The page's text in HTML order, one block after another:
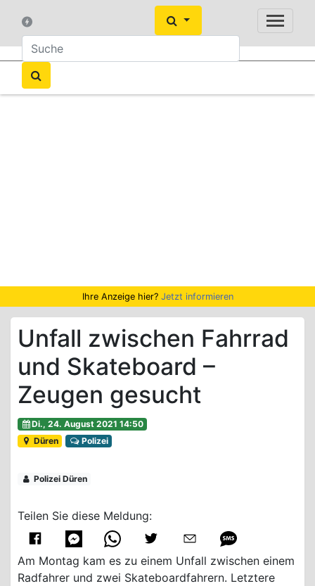
Ihre Anzeige hier? Jetzt informieren
Unfall zwischen Fahrrad
und Skateboard –
Zeugen gesucht
Di., 24. August 2021 14:50
Düren
Polizei
Polizei Düren
Teilen Sie diese Meldung:
Am Montag kam es zu einem Unfall zwischen einem
Radfahrer und zwei Skateboardfahrern. Letztere